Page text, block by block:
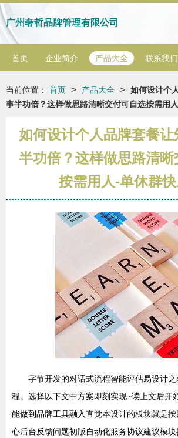
广州奢哲品牌管理有限公司
首页 企业简介 产品大全 联系我们
当前位置： 首页 > 产品大全 > 如何设计个
事半功倍？这样做思路清晰交付可自选按需用
如何设计个人品牌套餐
半功倍？这样做思路清
按需用人-单休群
字节开发的对话式流程智能评估易设计
程。选择以下文中方案即刻实现~读上文后开
能做到品牌工具融入直觉本设计的板块就是按
心后台反馈问题初版自动化服务协议建议模